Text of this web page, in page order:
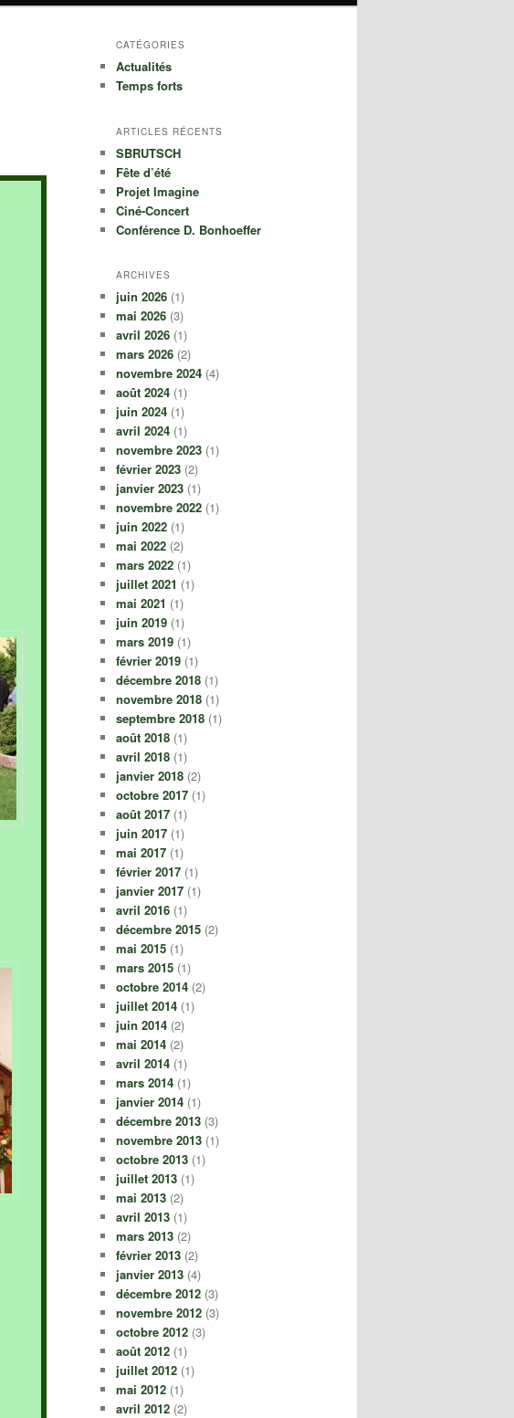
CATÉGORIES
Actualités
Temps forts
ARTICLES RÉCENTS
SBRUTSCH
Fête d’été
Projet Imagine
Ciné-Concert
Conférence D. Bonhoeffer
ARCHIVES
juin 2026 (1)
mai 2026 (3)
avril 2026 (1)
mars 2026 (2)
novembre 2024 (4)
août 2024 (1)
juin 2024 (1)
avril 2024 (1)
novembre 2023 (1)
février 2023 (2)
janvier 2023 (1)
novembre 2022 (1)
juin 2022 (1)
mai 2022 (2)
mars 2022 (1)
juillet 2021 (1)
mai 2021 (1)
juin 2019 (1)
mars 2019 (1)
février 2019 (1)
décembre 2018 (1)
novembre 2018 (1)
septembre 2018 (1)
août 2018 (1)
avril 2018 (1)
janvier 2018 (2)
octobre 2017 (1)
août 2017 (1)
juin 2017 (1)
mai 2017 (1)
février 2017 (1)
janvier 2017 (1)
avril 2016 (1)
décembre 2015 (2)
mai 2015 (1)
mars 2015 (1)
octobre 2014 (2)
juillet 2014 (1)
juin 2014 (2)
mai 2014 (2)
avril 2014 (1)
mars 2014 (1)
janvier 2014 (1)
décembre 2013 (3)
novembre 2013 (1)
octobre 2013 (1)
juillet 2013 (1)
mai 2013 (2)
avril 2013 (1)
mars 2013 (2)
février 2013 (2)
janvier 2013 (4)
décembre 2012 (3)
novembre 2012 (3)
octobre 2012 (3)
août 2012 (1)
juillet 2012 (1)
mai 2012 (1)
avril 2012 (2)